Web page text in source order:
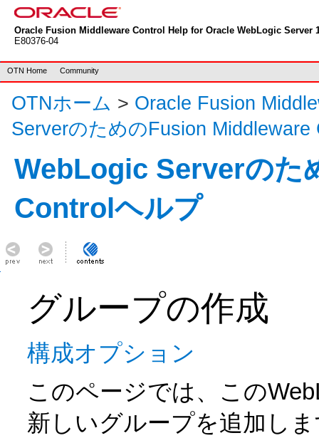
Oracle Fusion Middleware Control Help for Oracle WebLogic Server
E80376-04
OTN Home Community
OTNホーム > Oracle Fusion
ServerのためのFusion Middleware
WebLogic Serverのた
Controlヘルプ
グループの作成
構成オプション
このページでは、この
新しいグループを追加し